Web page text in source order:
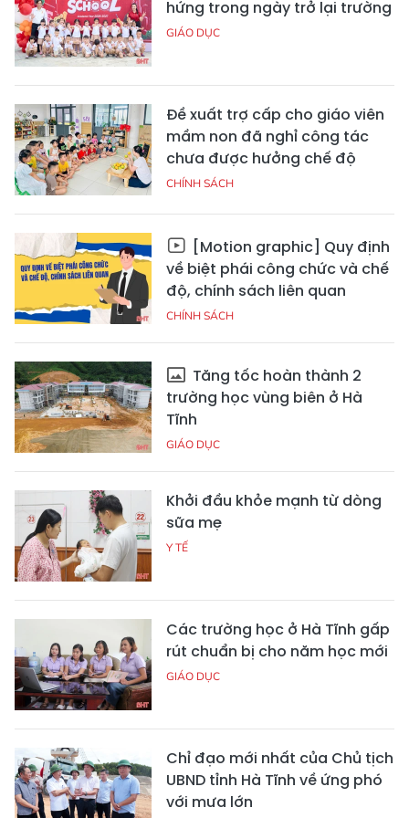
hứng trong ngày trở lại trường
GIÁO DỤC
Đề xuất trợ cấp cho giáo viên
mầm non đã nghỉ công tác
chưa được hưởng chế độ
CHÍNH SÁCH
[Motion graphic] Quy định
về biệt phái công chức và chế
độ, chính sách liên quan
CHÍNH SÁCH
Tăng tốc hoàn thành 2
trường học vùng biên ở Hà
Tĩnh
GIÁO DỤC
Khởi đầu khỏe mạnh từ dòng
sữa mẹ
Y TẾ
Các trường học ở Hà Tĩnh gấp
rút chuẩn bị cho năm học mới
GIÁO DỤC
Chỉ đạo mới nhất của Chủ tịch
UBND tỉnh Hà Tĩnh về ứng phó
với mưa lớn